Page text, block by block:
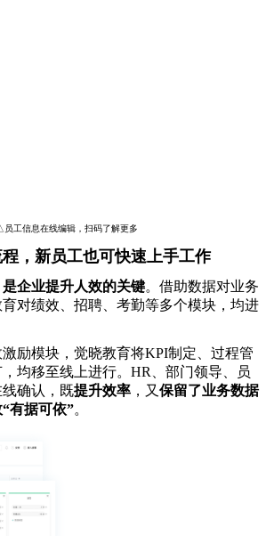
员工信息在线编辑，扫码了解更多
，新员工也可快速上手工作
企业提升人效的关键。借助数据对业务
对绩效、招聘、考勤等多个模块，均进
励模块，觉晓教育将KPI制定、过程管
均移至线上进行。HR、部门领导、员
确认，既提升效率 ，又 保留了业务数据
有据可依”。